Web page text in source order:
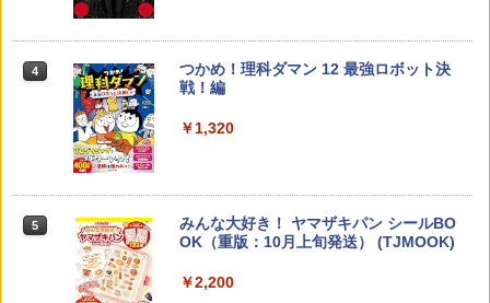
4
「ことばで伝える」ができない子どもた
ち 誰が〈ことばの力〉を育てるのか
￥1,870
5
ゼロからわかる！ みるみる図形に強く
なるマンガ
￥1,430
￥4,046
Amazon Fire HD 10 キッズプロ (10イン
ンツが1年間使い放題
￥26,980
4
つかめ！理科ダマン 12 最強ロボット決
戦！編
￥1,320
5
みんな大好き！ ヤマザキパン シールBO
OK（重版：10月上旬発送） (TJMOOK)
￥2,200